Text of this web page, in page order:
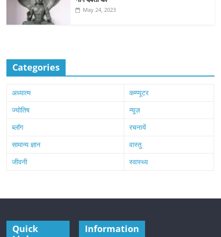
May 24, 2023
Categories
अध्यात्म
कम्प्यूटर
ज्योतिष
न्यूज़
ब्लॉग
रचनायें
सामान्य ज्ञान
वास्तु
जीवनी
स्वास्थ्य
Quick
Information